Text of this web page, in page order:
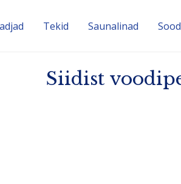
Tekid Sauna­linad
Siidist